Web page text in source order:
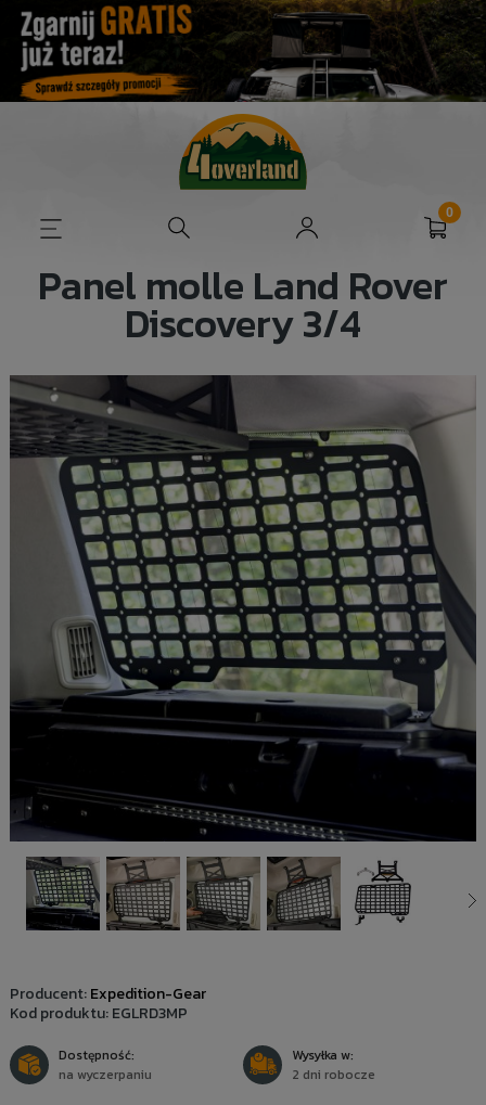
Panel molle Land Rover
Discovery 3/4
Producent:Expedition-Gear
Kod produktu:EGLRD3MP
Dostępność:
na wyczerpaniu
Wysyłka w:
2 dni robocze